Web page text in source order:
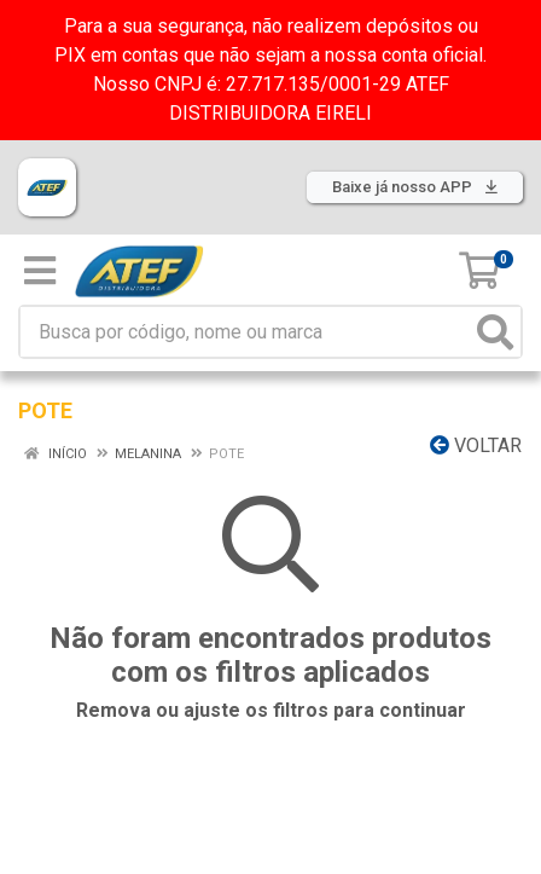
Para a sua segurança, não realizem depósitos ou
PIX em contas que não sejam a nossa conta oficial.
Nosso CNPJ é: 27.717.135/0001-29 ATEF
DISTRIBUIDORA EIRELI
Baixe já nosso APP
0
POTE
VOLTAR
INÍCIO MELANINA POTE
Não foram encontrados produtos
com os filtros aplicados
Remova ou ajuste os filtros para continuar